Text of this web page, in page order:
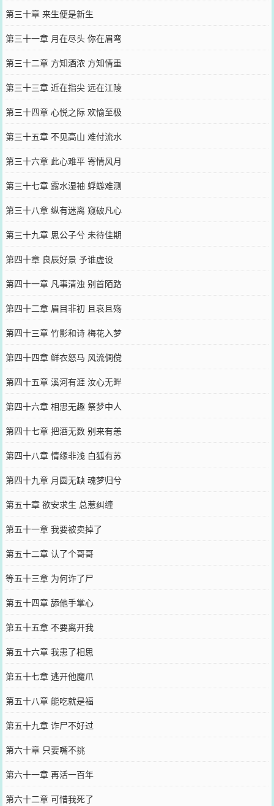
第三十章 来生便是新生
第三十一章 月在尽头 你在眉弯
第三十二章 方知酒浓 方知情重
第三十三章 近在指尖 远在江陵
第三十四章 心悦之际 欢愉至极
第三十五章 不见高山 难付流水
第三十六章 此心难平 寄情风月
第三十七章 露水湿袖 蜉蝣难测
第三十八章 纵有迷离 窥破凡心
第三十九章 思公子兮 未待佳期
第四十章 良辰好景 予谁虚设
第四十一章 凡事清浊 别首陌路
第四十二章 眉目非初 且哀且殇
第四十三章 竹影和诗 梅花入梦
第四十四章 鲜衣怒马 风流倜傥
第四十五章 溪河有涯 汝心无畔
第四十六章 相思无趣 祭梦中人
第四十七章 把酒无数 别来有恙
第四十八章 情缘非浅 白狐有苏
第四十九章 月圆无缺 魂梦归兮
第五十章 欲安求生 总惹纠缠
第五十一章 我要被卖掉了
第五十二章 认了个哥哥
等五十三章 为何诈了尸
第五十四章 舔他手掌心
第五十五章 不要离开我
第五十六章 我患了相思
第五十七章 逃开他魔爪
第五十八章 能吃就是福
第五十九章 诈尸不好过
第六十章 只要嘴不挑
第六十一章 再活一百年
第六十二章 可惜我死了